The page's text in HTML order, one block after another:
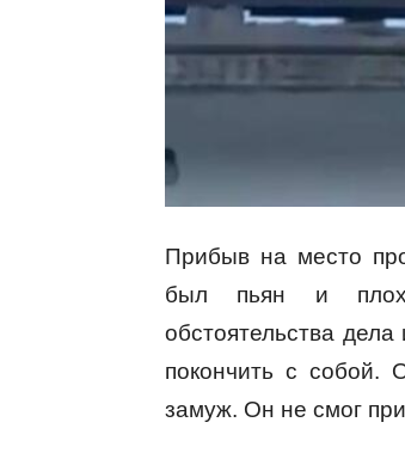
Прибыв на место
был пьян и
обстоятельства
покончить с собой.
замуж. Он не смог